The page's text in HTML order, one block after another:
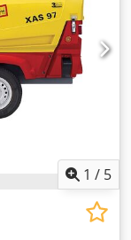
1 / 5